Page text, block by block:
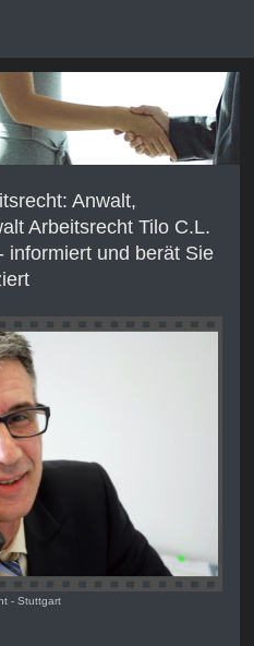
Anwalt,
Arbeitsrecht Tilo C.L.
informiert und berät Sie
- Stuttgart